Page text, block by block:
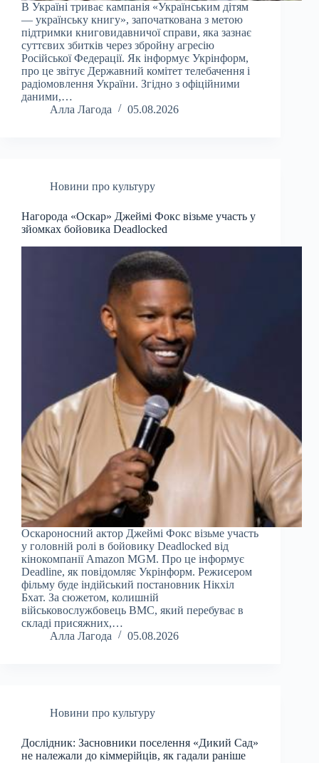
В Україні триває кампанія «Українським дітям
— українську книгу», започаткована з метою
підтримки книговидавничої справи, яка зазнає
суттєвих збитків через збройну агресію
Російської Федерації. Як інформує Укрінформ,
про це звітує Державний комітет телебачення і
радіомовлення України. Згідно з офіційними
даними,…
Алла Лагода
05.08.2026
Новини про культуру
Нагорода «Оскар» Джеймі Фокс візьме участь у
зйомках бойовика Deadlocked
Оскароносний актор Джеймі Фокс візьме участь
у головній ролі в бойовику Deadlocked від
кінокомпанії Amazon MGM. Про це інформує
Deadline, як повідомляє Укрінформ. Режисером
фільму буде індійський постановник Нікхіл
Бхат. За сюжетом, колишній
військовослужбовець ВМС, який перебуває в
складі присяжних,…
Алла Лагода
05.08.2026
Новини про культуру
Дослідник: Засновники поселення «Дикий Сад»
не належали до кіммерійців, як гадали раніше